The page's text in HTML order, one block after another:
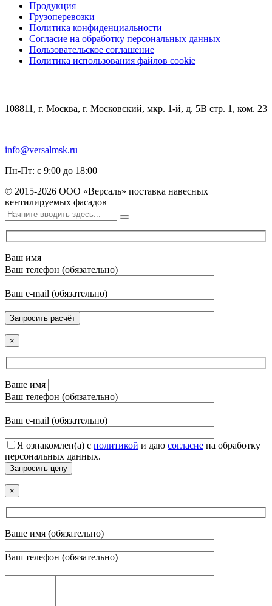
Продукция
Грузоперевозки
Политика конфиденциальности
Согласие на обработку персональных данных
Пользовательское соглашение
Политика использования файлов cookie
108811, г. Москва, г. Московский, мкр. 1-й, д. 5В стр. 1, ком. 23
info@versalmsk.ru
Пн-Пт: с 9:00 до 18:00
© 2015-2026 ООО «Версаль» поставка навесных
вентилируемых фасадов
Ваш имя
Ваш телефон (обязательно)
Ваш e-mail (обязательно)
Запросить расчёт
×
Ваше имя
Ваш телефон (обязательно)
Ваш e-mail (обязательно)
Я ознакомлен(а) с политикой и даю согласие на обработку
персональных данных.
Запросить цену
×
Ваше имя (обязательно)
Ваш телефон (обязательно)